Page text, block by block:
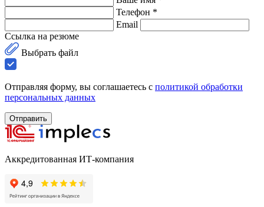
Телефон *
Email
Ссылка на резюме
Выбрать файл
Отправляя форму, вы соглашаетесь с политикой обработки
персональных данных
Отправить
Аккредитованная ИТ-компания